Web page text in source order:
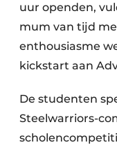
uur openden,
mum van tijd
enthousiasme
kickstart aan
De studenten
Steelwarriors-